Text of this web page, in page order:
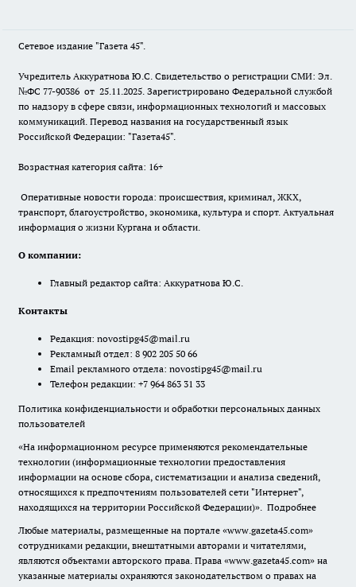
Сетевое издание "Газета 45".
Учредитель Аккуратнова Ю.С. Свидетельство о регистрации СМИ: Эл.
№ФС 77-90386 от 25.11.2025. Зарегистрировано Федеральной службой
по надзору в сфере связи, информационных технологий и массовых
коммуникаций. Перевод названия на государственный язык
Российской Федерации: "Газета45".
Возрастная категория сайта: 16+
Оперативные новости города: происшествия, криминал, ЖКХ,
транспорт, благоустройство, экономика, культура и спорт. Актуальная
информация о жизни Кургана и области.
О компании:
Главный редактор сайта: Аккуратнова Ю.С.
Контакты
Редакция: novostipg45@mail.ru
Рекламный отдел: 8 902 205 50 66
Email рекламного отдела: novostipg45@mail.ru
Телефон редакции: +7 964 863 31 33
Политика конфиденциальности и обработки персональных данных
пользователей
«На информационном ресурсе применяются рекомендательные
технологии (информационные технологии предоставления
информации на основе сбора, систематизации и анализа сведений,
относящихся к предпочтениям пользователей сети "Интернет",
находящихся на территории Российской Федерации)». Подробнее
Любые материалы, размещенные на портале «www.gazeta45.com»
сотрудниками редакции, внештатными авторами и читателями,
являются объектами авторского права. Права «www.gazeta45.com» на
указанные материалы охраняются законодательством о правах на